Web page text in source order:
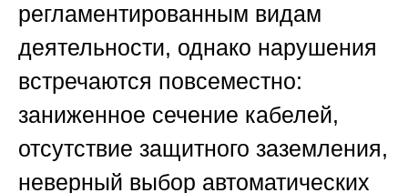
регламентированным видам
деятельности, однако нарушения
встречаются повсеместно:
заниженное сечение кабелей,
отсутствие защитного заземления,
неверный выбор автоматических